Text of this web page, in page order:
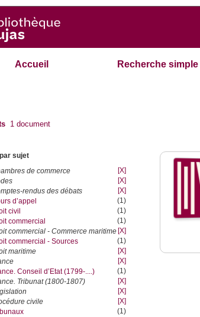
Accueil Recherche simple
1 document
sujet
de commerce
[X]
[X]
rendus des débats
[X]
d’appel
(1)
civil
(1)
commercial
(1)
commercial - Commerce maritime [X]
commercial - Sources
(1)
maritime
[X]
[X]
Conseil d’Etat (1799-....)
(1)
Tribunat (1800-1807)
[X]
[X]
civile
[X]
(1)